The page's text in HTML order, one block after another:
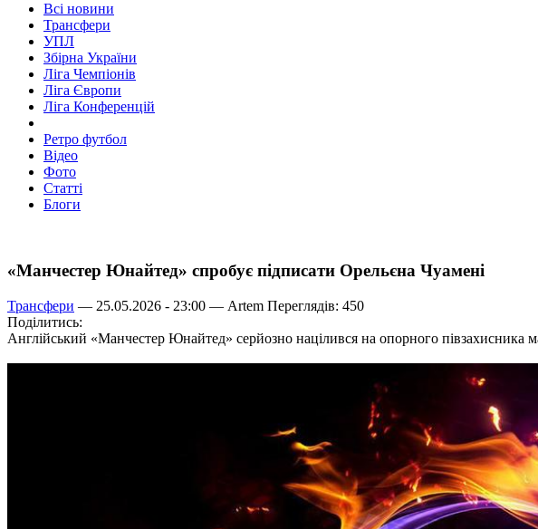
Всі новини
Трансфери
УПЛ
Збірна України
Ліга Чемпіонів
Ліга Європи
Ліга Конференцій
Ретро футбол
Відео
Фото
Статті
Блоги
«Манчестер Юнайтед» спробує підписати Орельєна Чуамені
Трансфери — 25.05.2026 - 23:00 — Artem Переглядів: 450
Поділитись:
Англійський «Манчестер Юнайтед» серйозно націлився на опорного півзахисника